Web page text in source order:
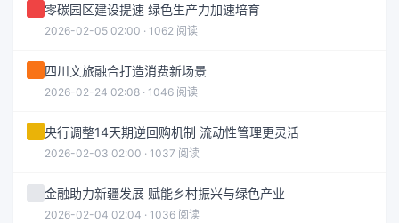
零碳园区建设提速 绿色生产力加速培育
2026-02-05 02:00 · 1062 阅读
四川文旅融合打造消费新场景
2026-02-24 02:08 · 1046 阅读
央行调整14天期逆回购机制 流动性管理更灵活
2026-02-03 02:00 · 1037 阅读
金融助力新疆发展 赋能乡村振兴与绿色产业
2026-02-04 02:04 · 1036 阅读